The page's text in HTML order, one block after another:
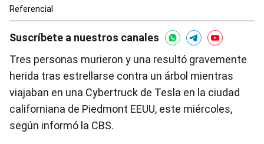
Referencial
Suscríbete a nuestros canales
Tres personas murieron y una resultó gravemente
herida tras estrellarse contra un árbol mientras
viajaban en una Cybertruck de Tesla en la ciudad
californiana de Piedmont EEUU, este miércoles,
según informó la CBS.